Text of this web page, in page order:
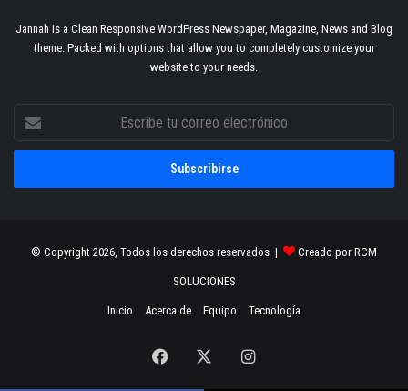
Jannah is a Clean Responsive WordPress Newspaper, Magazine, News and Blog
theme. Packed with options that allow you to completely customize your
website to your needs.
Escribe
correo
© Copyright 2026, Todos los derechos reservados | Creado por RCM
SOLUCIONES
Inicio Acerca de Equipo Tecnología
Facebook Instagram